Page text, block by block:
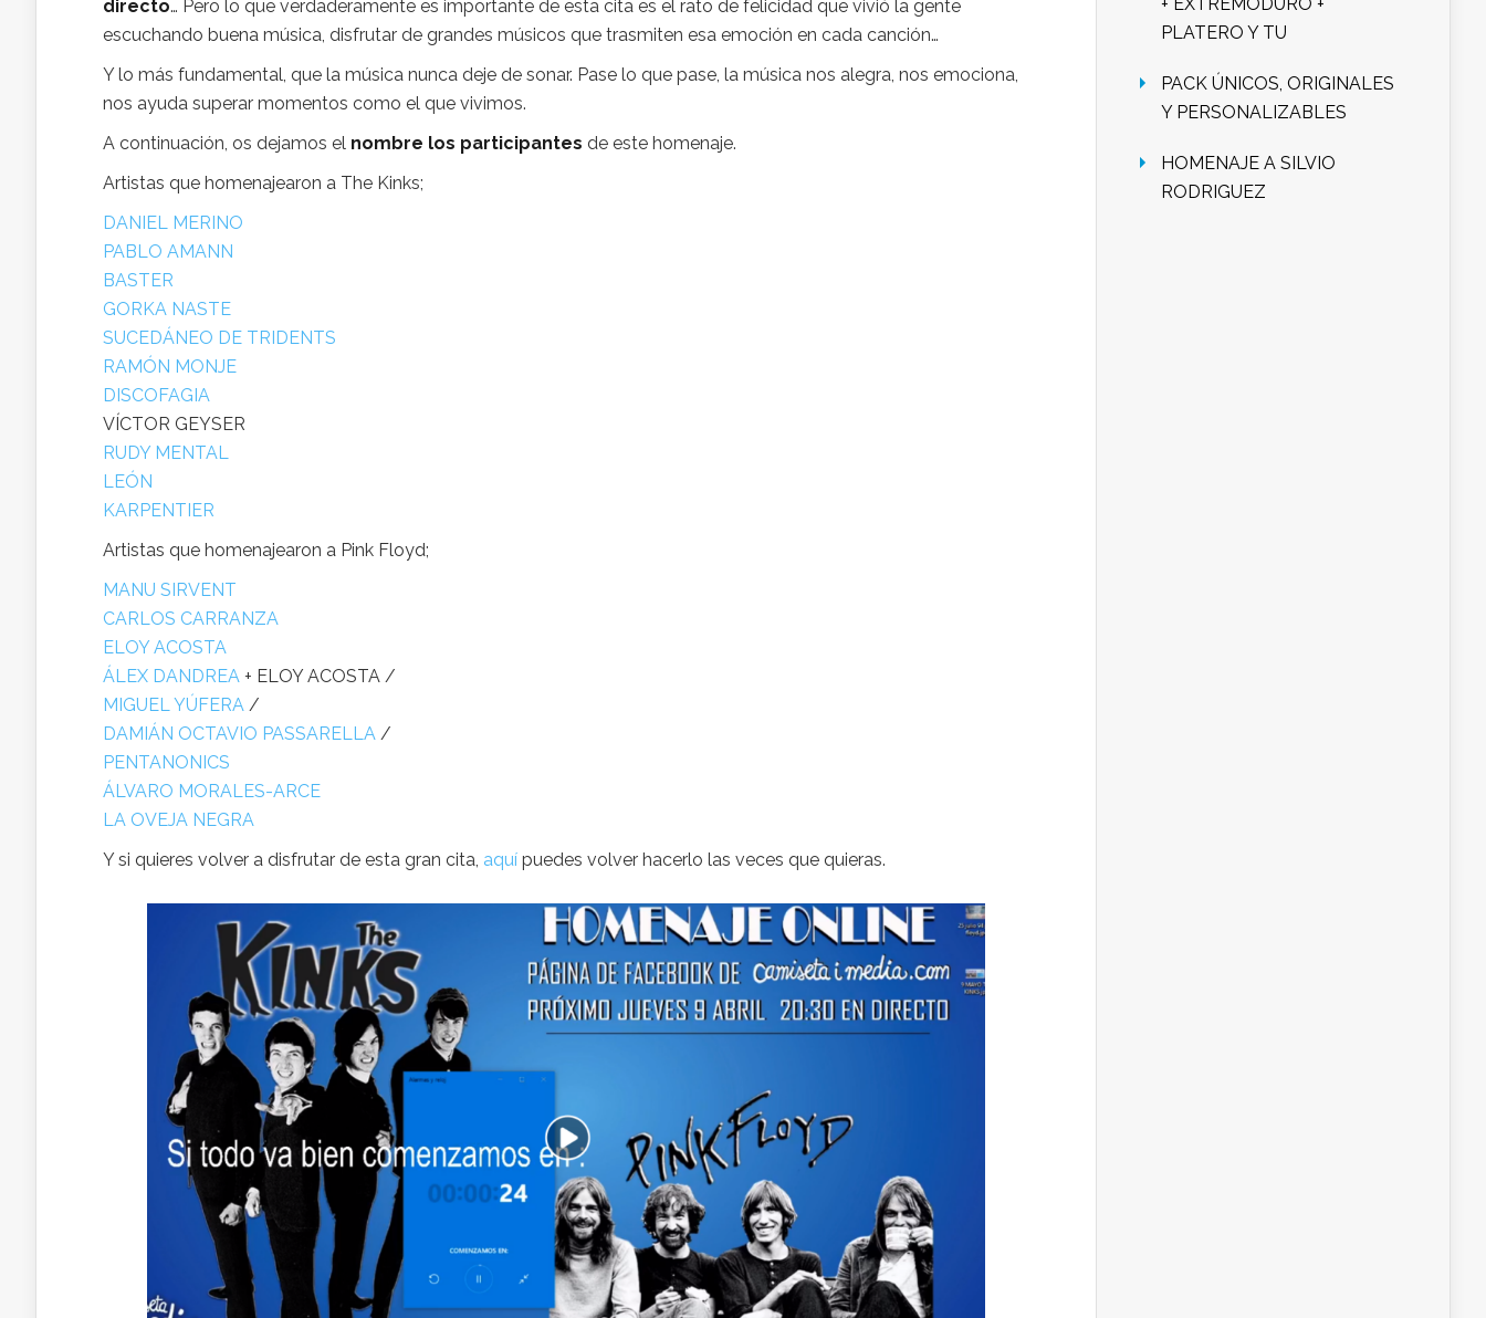
directo… Pero lo que verdaderamente es importante de esta cita es el rato de felicidad que vivió la gente
escuchando buena música , disfrutar de grandes músicos que trasmiten esa emoción en cada canción…
Y lo más fundamental, que la música nunca deje de sonar. Pase lo que pase, la música nos alegra, nos emociona,
nos ayuda superar momentos como el que vivimos.
A continuación, os dejamos el nombre los participantes de este homenaje.
Artistas que homenajearon a The Kinks;
DANIEL MERINO
PABLO AMANN
BASTER
GORKA NASTE
SUCEDÁNEO DE TRIDENTS
RAMÓN MONJE
DISCOFAGIA
VÍCTOR GEYSER
RUDY MENTAL
LEÓN
KARPENTIER
Artistas que homenajearon a Pink Floyd;
MANU SIRVENT
CARLOS CARRANZA
ELOY ACOSTA
ÁLEX DANDREA + ELOY ACOSTA /
MIGUEL YÚFERA /
DAMIÁN OCTAVIO PASSARELLA /
PENTANONICS
ÁLVARO MORALES-ARCE
LA OVEJA NEGRA
Y si quieres volver a disfrutar de esta gran cita, aquí puedes volver hacerlo las veces que quieras.
+ EXTREMODURO +
PLATERO Y TU
PACK ÚNICOS, ORIGINALES
Y PERSONALIZABLES
HOMENAJE A SILVIO
RODRIGUEZ